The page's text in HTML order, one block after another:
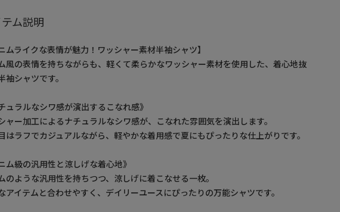
ム説明
ムライクな表情が魅力！ワッシャー素材半袖シャツ】
風の表情を持ちながらも、軽くて柔らかなワッシャー素材を使用した、着心地抜
袖シャツです。
ュラルなシワ感が演出するこなれ感》
ャー加工によるナチュラルなシワ感が、こなれた雰囲気を演出します。
はラフでカジュアルながら、軽やかな着用感で夏にもぴったりな仕上がりです。
ム級の汎用性と涼しげな着心地》
のような汎用性を持ちつつ、涼しげに着こなせる一枚。
アイテムと合わせやすく、デイリーユースにぴったりの万能シャツです。